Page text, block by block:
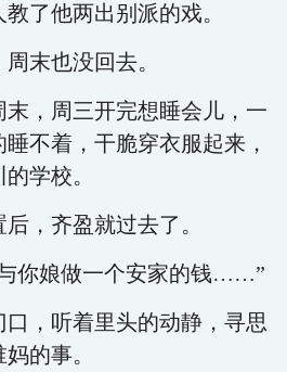
了他两出别派的戏。
末也没回去。
，周三开完想睡会儿，一
不着，干脆穿衣服起来，
学校。
，齐盈就过去了。
你娘做一个安家的钱……”
，听着里头的动静，寻思
的事。